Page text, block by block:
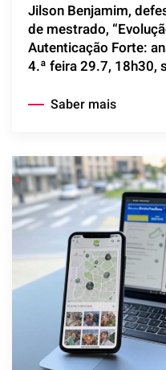
Jilson Benjamim,
de mestrado,
Autenticação Forte:
4.ª feira 29.7, 18h30,
Saber mais